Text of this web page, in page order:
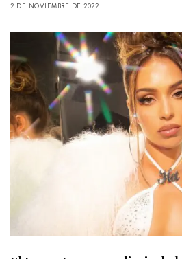
2 DE NOVIEMBRE DE 2022